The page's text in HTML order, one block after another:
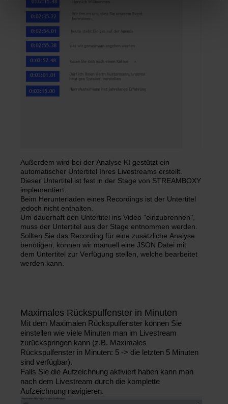
Außerdem wird bei der Analyse KI gestützt ein
automatischer Untertitel Ihres Livestreams erstellt.
Dieser Untertitel ist fest in der Stage von STREAMBOXY
implementiert.
Beim Herunterladen eines Recordings ist der Untertitel
jedoch nicht enthalten.
Um dauerhaft den Untertitel ins Video "einzubrennen",
muss der Untertitel aus der Stage entnommen werden.
Sollten Sie das Recording für eine zusätzliche Analyse
benötigen, können wir manuell eine JSON Datei mit
dem Untertitel zur Verfügung stellen, welche bearbeitet
werden kann.
Maximales Rückspulfenster in Minuten
Mit dem Maximalen Rückspulfenster können Sie
einstellen wie viele Minuten man im Livestream
zurückspringen kann (z.B. Maximales
Rückspulfenster in Minuten: 5 -> die letzten 5 Minuten
sind verfügbar).
Falls Sie die Aufzeichnung aktiviert haben kann man
nach dem Livestream durch die komplette
Aufzeichnung navigieren.